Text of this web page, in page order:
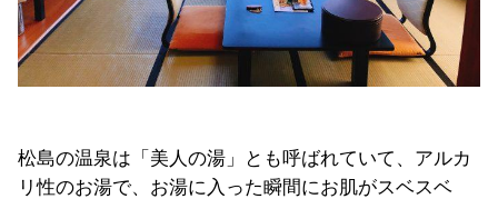
松島の温泉は「美人の湯」とも呼ばれていて、アルカ
リ性のお湯で、お湯に入った瞬間にお肌がスベスベ